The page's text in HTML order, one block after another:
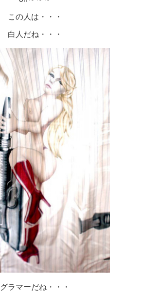
この人は・・・
白人だね・・・
グラマーだね・・・